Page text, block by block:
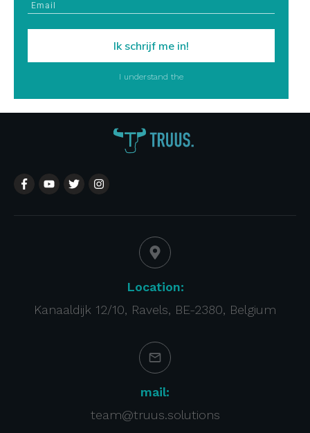
Ik schrijf me in!
I understand the
Location:
Kanaaldijk 12/10, Ravels, BE-2380, Belgium
mail:
team@truus.solutions